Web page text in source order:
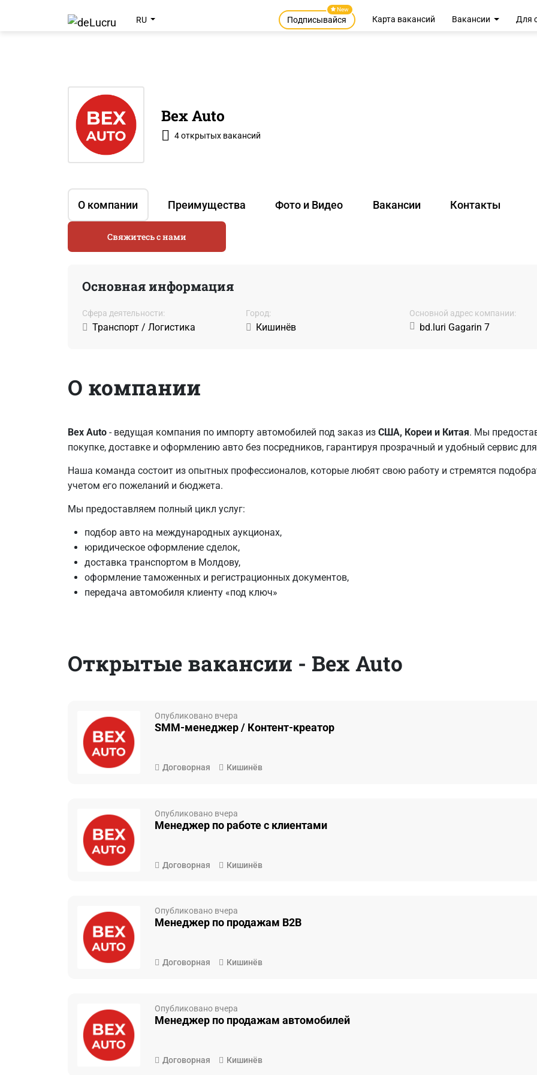
RU
New
Подписывайся Карта вакансий Вакансии Для
Bex Auto
4 открытых вакансий
О компании Преимущества Фото и Видео Вакансии Контакты
Свяжитесь с нами
Основная информация
Сфера деятельности:
Транспорт / Логистика
Город:
Кишинёв
Основной адрес компании:
bd.luri Gagarin 7
О компании
Bex Auto- ведущая компания по импорту автомобилей под заказ из США, Кореи и Китая. Мы
покупке, доставке и оформлению авто без посредников, гарантируя прозрачный и удобный сервис
Наша команда состоит из опытных профессионалов, которые любят свою работу и стремятся
учетом его пожеланий и бюджета.
Мы предоставляем полный цикл услуг:
подбор авто на международных аукционах,
юридическое оформление сделок,
доставка транспортом в Молдову,
оформление таможенных и регистрационных документов,
передача автомобиля клиенту «под ключ»
Открытые вакансии - Bex Auto
Опубликовано вчера
SMM-менеджер / Контент-креатор
Договорная Кишинёв
Опубликовано вчера
Менеджер по работе с клиентами
Договорная Кишинёв
Опубликовано вчера
Менеджер по продажам B2B
Договорная Кишинёв
Опубликовано вчера
Менеджер по продажам автомобилей
Договорная Кишинёв